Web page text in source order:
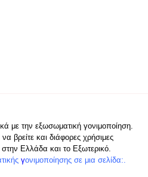
με την εξωσωματική γονιμοποίηση.
βρείτε και διάφορες χρήσιμες
στην Ελλάδα και το Εξωτερικό.
γονιμοποίησης σε μια σελίδα:.